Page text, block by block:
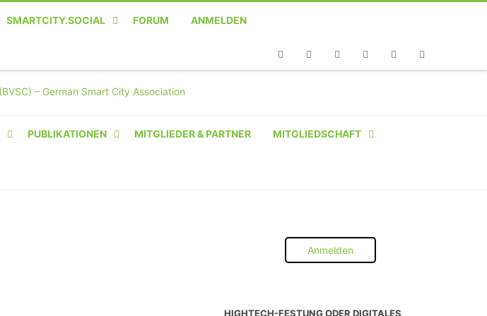
SMARTCITY.SOCIAL FORUM ANMELDEN
PUBLIKATIONEN MITGLIEDER & PARTNER MITGLIEDSCHAFT
INSTITUTION
Anmelden
HIGHTECH-FESTUNG ODER DIGITALES